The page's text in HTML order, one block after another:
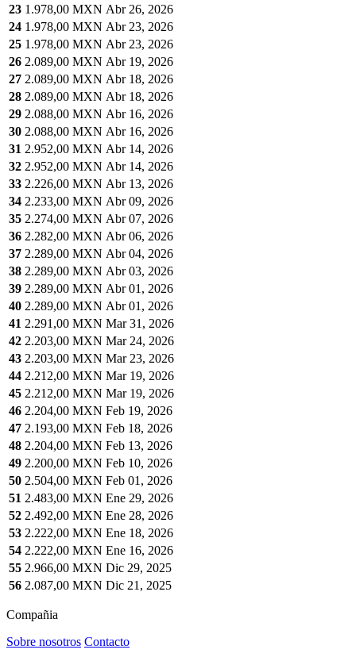
23 1.978,00 MXN Abr 26, 2026
24 1.978,00 MXN Abr 23, 2026
25 1.978,00 MXN Abr 23, 2026
26 2.089,00 MXN Abr 19, 2026
27 2.089,00 MXN Abr 18, 2026
28 2.089,00 MXN Abr 18, 2026
29 2.088,00 MXN Abr 16, 2026
30 2.088,00 MXN Abr 16, 2026
31 2.952,00 MXN Abr 14, 2026
32 2.952,00 MXN Abr 14, 2026
33 2.226,00 MXN Abr 13, 2026
34 2.233,00 MXN Abr 09, 2026
35 2.274,00 MXN Abr 07, 2026
36 2.282,00 MXN Abr 06, 2026
37 2.289,00 MXN Abr 04, 2026
38 2.289,00 MXN Abr 03, 2026
39 2.289,00 MXN Abr 01, 2026
40 2.289,00 MXN Abr 01, 2026
41 2.291,00 MXN Mar 31, 2026
42 2.203,00 MXN Mar 24, 2026
43 2.203,00 MXN Mar 23, 2026
44 2.212,00 MXN Mar 19, 2026
45 2.212,00 MXN Mar 19, 2026
46 2.204,00 MXN Feb 19, 2026
47 2.193,00 MXN Feb 18, 2026
48 2.204,00 MXN Feb 13, 2026
49 2.200,00 MXN Feb 10, 2026
50 2.504,00 MXN Feb 01, 2026
51 2.483,00 MXN Ene 29, 2026
52 2.492,00 MXN Ene 28, 2026
53 2.222,00 MXN Ene 18, 2026
54 2.222,00 MXN Ene 16, 2026
55 2.966,00 MXN Dic 29, 2025
56 2.087,00 MXN Dic 21, 2025
Compañia
Sobre nosotros Contacto